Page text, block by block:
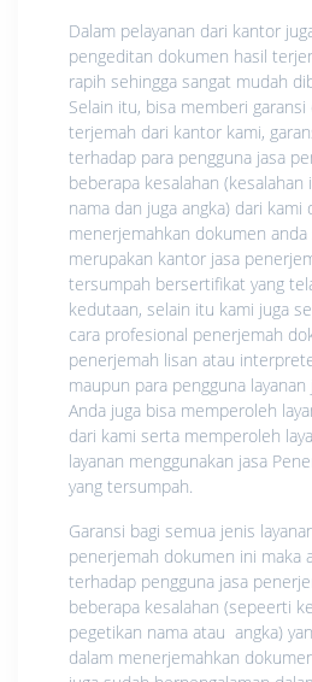
Dalam pelayanan dari kantor
pengeditan dokumen hasil
rapih sehingga sangat mudah
Selain itu, bisa memberi
terjemah dari kantor kami,
terhadap para pengguna jasa
beberapa kesalahan
nama dan juga angka) dari kami
menerjemahkan dokumen anda
merupakan kantor jasa
tersumpah bersertifikat yang
kedutaan, selain itu kami juga
cara profesional penerjemah
penerjemah lisan atau
maupun para pengguna
Anda juga bisa memperoleh
dari kami serta memperoleh
layanan menggunakan jasa
yang tersumpah.
Garansi bagi semua jenis
penerjemah dokumen ini maka
terhadap pengguna jasa
beberapa kesalahan (sepeerti
pegetikan nama atau angka)
dalam menerjemahkan